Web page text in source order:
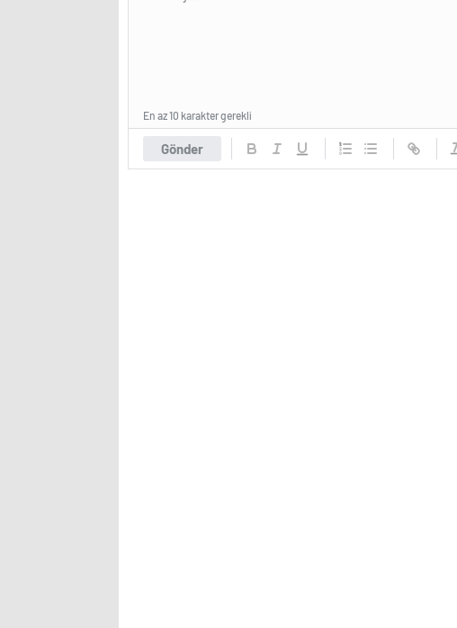
Gönder
En az 10 karakter gerekli